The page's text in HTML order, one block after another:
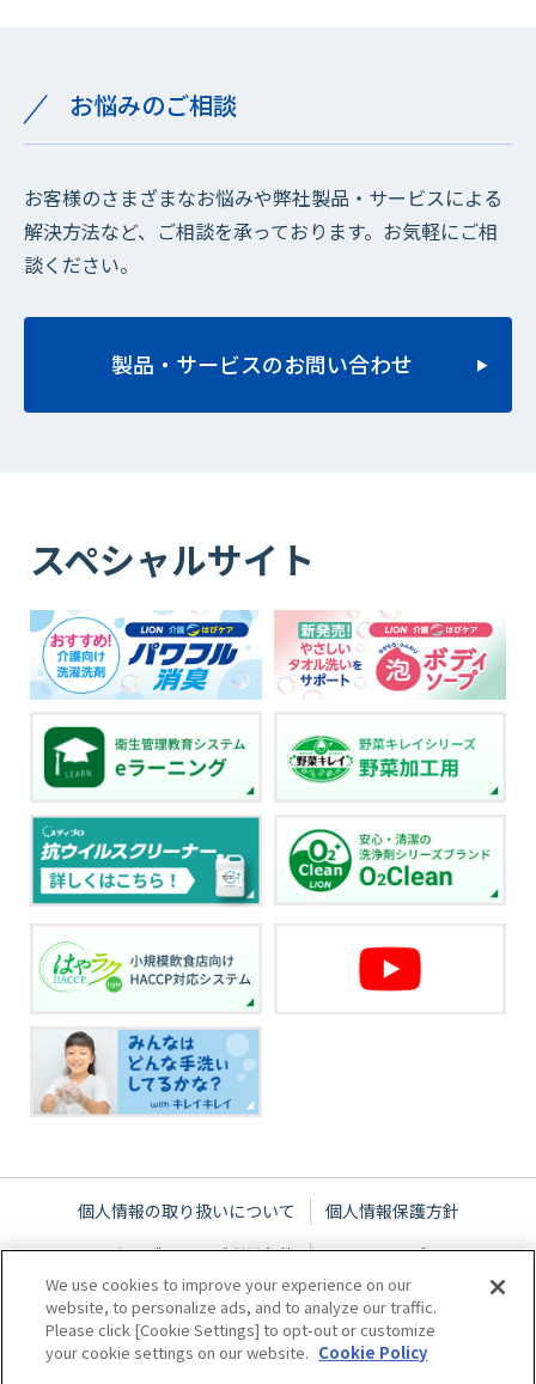
お悩みのご相談
お客様のさまざまなお悩みや弊社製品・サービスによる
解決方法など、ご相談を承っております。お気軽にご相
談ください。
製品・サービスのお問い合わせ
スペシャルサイト
個人情報の取り扱いについて
個人情報保護方針
ウェブサイトご利用条件
サイトマップ
We use cookies to improve your experience on our
website, to personalize ads, and to analyze our traffic.
Please click [Cookie Settings] to opt-out or customize
your cookie settings on our website. Cookie Policy